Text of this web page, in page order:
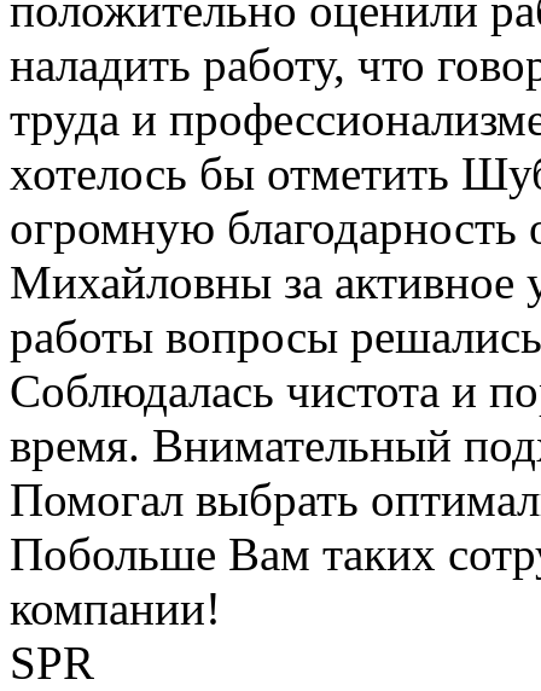
положительно оценили
наладить работу, что
труда и
хотелось бы отметить
огромную
Михайловны за активное
работы вопросы
Соблюдалась чистота и
время. Внимательный
Помогал выбрать
Побольше Вам таких
компании!
SPR